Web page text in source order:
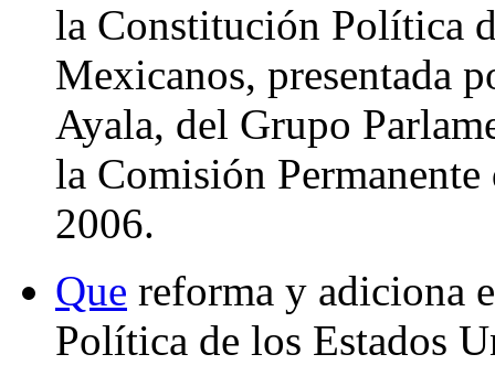
la Constitución Política
Mexicanos, presentada
Ayala, del Grupo
la Comisión
2006.
Que reforma y adiciona
Política de los Estados